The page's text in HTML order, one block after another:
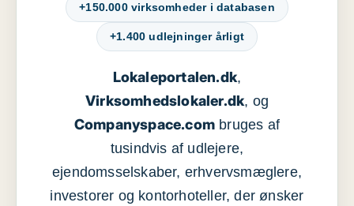
+150.000 virksomheder i databasen
+1.400 udlejninger årligt
Lokaleportalen.dk,
Virksomhedslokaler.dk, og
Companyspace.com bruges af
tusindvis af udlejere,
ejendomsselskaber, erhvervsmæglere,
investorer og kontorhoteller, der ønsker